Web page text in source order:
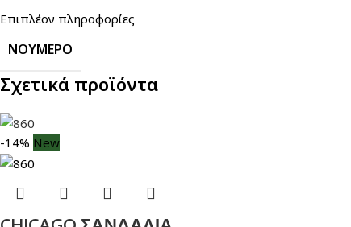
Επιπλέον πληροφορίες
ΝΟΎΜΕΡΟ
Σχετικά προϊόντα
-14% New